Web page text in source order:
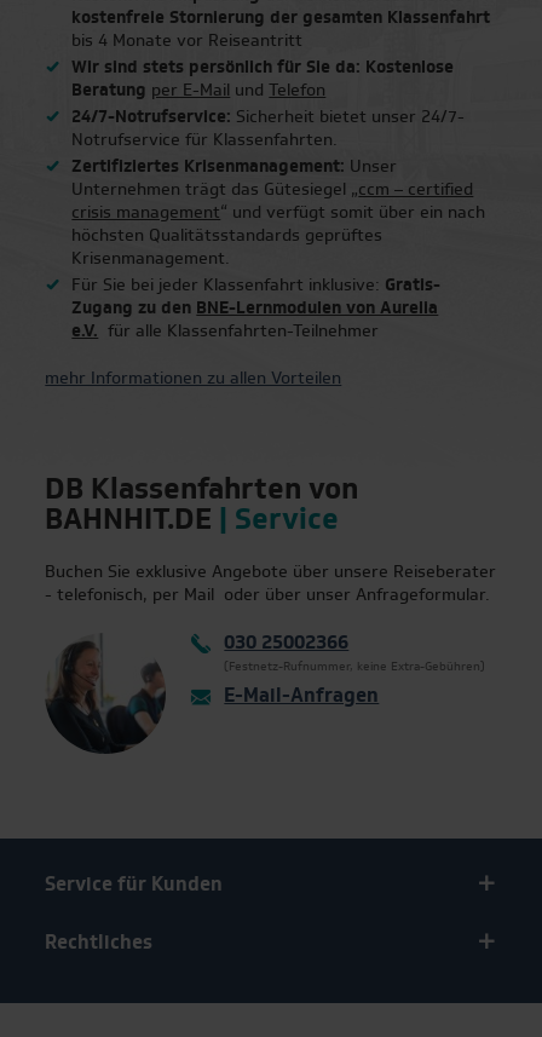
kostenfreie Stornierung der gesamten Klassenfahrt
bis 4 Monate vor Reiseantritt
Wir sind stets persönlich für Sie da: Kostenlose
Beratung per E-Mail und
Telefon
24/7-Notrufservice: Sicherheit bietet unser 24/7-
Notrufservice für Klassenfahrten.
Zertifiziertes Krisenmanagement: Unser
Unternehmen trägt das Gütesiegel „ccm – certified
crisis management“ und verfügt somit über ein nach
höchsten Qualitätsstandards geprüftes
Krisenmanagement.
Für Sie bei jeder Klassenfahrt inklusive: Gratis-
Zugang zu den BNE-Lernmodulen von Aurelia
e.V.
für alle Klassenfahrten-Teilnehmer
mehr Informationen zu allen Vorteilen
DB Klassenfahrten von
BAHNHIT.DE
| Service
Buchen Sie exklusive Angebote über unsere Reiseberater
- telefonisch, per Mail oder über unser Anfrageformular.
030 25002366
(Festnetz-Rufnummer, keine Extra-Gebühren)
E-Mail-Anfragen
Service für Kunden
Rechtliches